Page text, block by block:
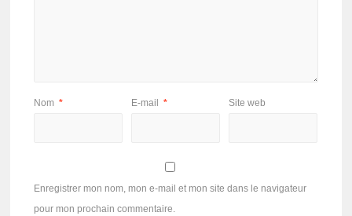
Nom * E-mail * Site web
Enregistrer mon nom, mon e-mail et mon site dans le navigateur
pour mon prochain commentaire.